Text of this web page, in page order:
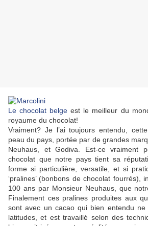
Le chocolat belge est le meilleur du
royaume du chocolat!
Vraiment? Je l’ai toujours entendu,
peau du pays, portée par de grandes
Neuhaus, et Godiva. Est-ce vraiment
chocolat que notre pays tient sa
forme si particulière, versatile, et si
‘pralines’ (bonbons de chocolat fourrés),
100 ans par Monsieur Neuhaus, que
Finalement ces pralines produites aux
sont avec un cacao qui bien entendu
latitudes, et est travaillé selon des